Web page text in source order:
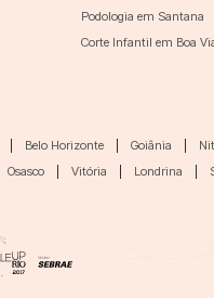
Podologia em Santana
Corte Infantil em Boa
Belo Horizonte Goiânia
Osasco Vitória Londrina